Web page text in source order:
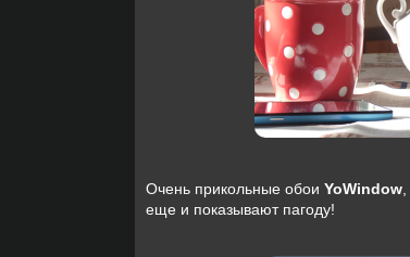
Очень прикольные обои YoWindow
еще и показывают пагоду!